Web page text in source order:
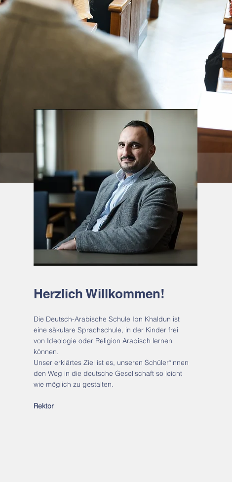
Herzlich Willkommen!
Die Deutsch-Arabische Schule Ibn Khaldun ist
eine säkulare Sprachschule, in der Kinder frei
von Ideologie oder Religion Arabisch lernen
können.
Unser erklärtes Ziel ist es, unseren Schüler*innen
den Weg in die deutsche Gesellschaft so leicht
wie möglich zu gestalten.
Rektor